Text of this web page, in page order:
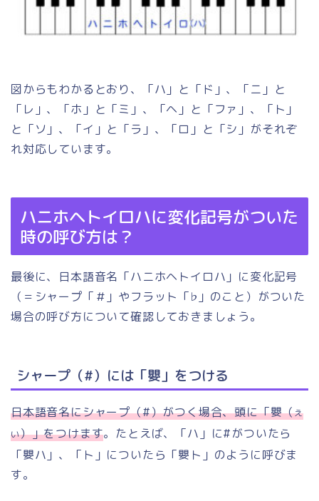
図からもわかるとおり、「ハ」と「ド」、「ニ」と
「レ」、「ホ」と「ミ」、「ヘ」と「ファ」、「ト」
と「ソ」、「イ」と「ラ」、「ロ」と「シ」がそれぞ
れ対応しています。
ハニホヘトイロハに変化記号がついた
時の呼び方は？
最後に、日本語音名「ハニホヘトイロハ」に変化記号
（＝シャープ「＃」やフラット「♭」のこと）がついた
場合の呼び方について確認しておきましょう。
シャープ（#）には「嬰」をつける
日本語音名にシャープ（#）がつく場合、頭に「嬰（え
い）」をつけます。たとえば、「ハ」に#がついたら
「嬰ハ」、「ト」についたら「嬰ト」のように呼びま
す。